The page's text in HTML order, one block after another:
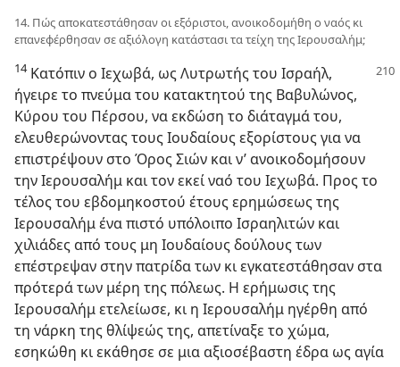
14. Πώς αποκατεστάθησαν οι εξόριστοι, ανοικοδομήθη ο ναός κι
επανεφέρθησαν σε αξιόλογη κατάστασι τα τείχη της Ιερουσαλήμ;
14Κατόπιν ο Ιεχωβά, ως Λυτρωτής του Ισραήλ,
ήγειρε το πνεύμα του κατακτητού της Βαβυλώνος,
Κύρου του Πέρσου, να εκδώση το διάταγμά του,
ελευθερώνοντας τους Ιουδαίους εξορίστους για να
επιστρέψουν στο Όρος Σιών και ν’ ανοικοδομήσουν
την Ιερουσαλήμ και τον εκεί ναό του Ιεχωβά. Προς το
τέλος του εβδομηκοστού έτους ερημώσεως της
Ιερουσαλήμ ένα πιστό υπόλοιπο Ισραηλιτών και
χιλιάδες από τους μη Ιουδαίους δούλους των
επέστρεψαν στην πατρίδα των κι εγκατεστάθησαν στα
πρότερά των μέρη της πόλεως. Η ερήμωσις της
Ιερουσαλήμ ετελείωσε, κι η Ιερουσαλήμ ηγέρθη από
τη νάρκη της θλίψεώς της, απετίναξε το χώμα,
εσηκώθη κι εκάθησε σε μια αξιοσέβαστη έδρα ως αγία